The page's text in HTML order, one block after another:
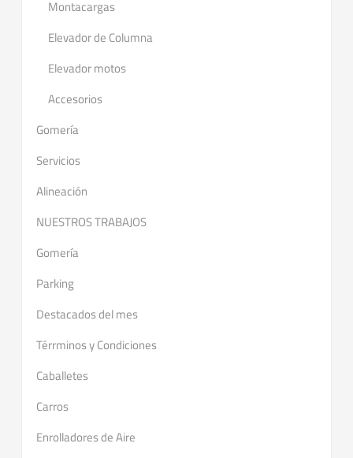
Montacargas
Elevador de Columna
Elevador motos
Accesorios
Gomería
Servicios
Alineación
NUESTROS TRABAJOS
Gomería
Parking
Destacados del mes
Térrminos y Condiciones
Caballetes
Carros
Enrolladores de Aire